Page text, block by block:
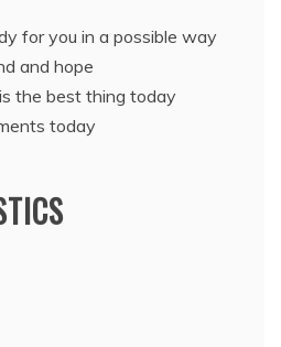
for you in a possible way
and hope
the best thing today
today